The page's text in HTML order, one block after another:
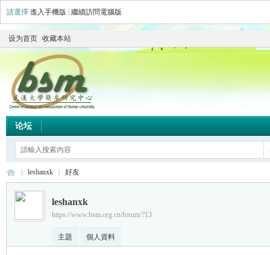
請選擇 進入手機版 繼續訪問電腦版
设为首页 收藏本站
论坛
›
leshanxk 好友
leshanxk
https://www.bsm.org.cn/forum/?13
主題 個人資料